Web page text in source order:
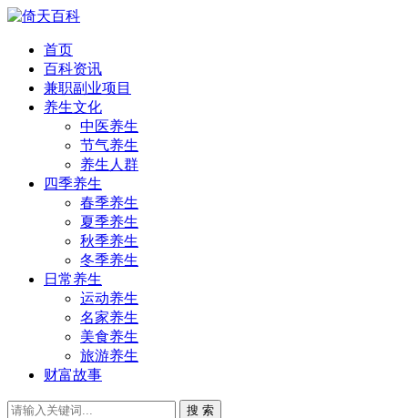
首页
百科资讯
兼职副业项目
养生文化
中医养生
节气养生
养生人群
四季养生
春季养生
夏季养生
秋季养生
冬季养生
日常养生
运动养生
名家养生
美食养生
旅游养生
财富故事
搜 索